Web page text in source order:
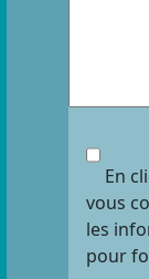
En
vous
les
pour